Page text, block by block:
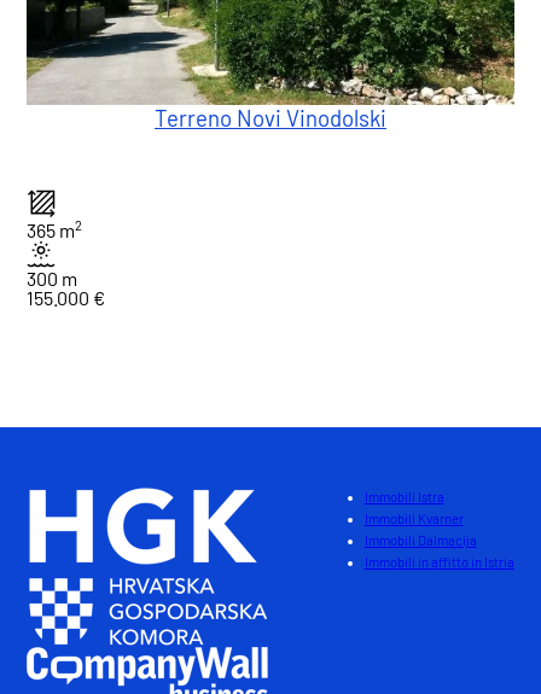
Terreno Novi Vinodolski
365 m2
300 m
155.000 €
Immobili Istra
Immobili Kvarner
Immobili Dalmacija
Immobili in affitto in Istria